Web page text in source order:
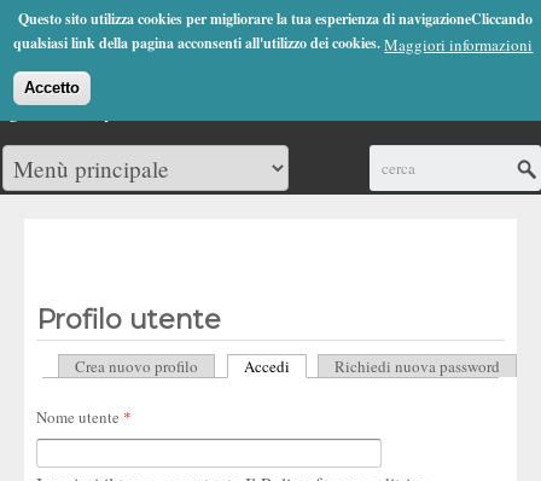
Questo sito utilizza cookies per migliorare la tua esperienza di navigazioneCliccando
qualsiasi link della pagina acconsenti all'utilizzo dei cookies.Maggiori informazioni
Accetto
Jump to Navigation
(0)
Profilo utente
Schede primarie
Crea nuovo profilo Accedi (scheda attiva)
Richiedi nuova password
Nome utente *